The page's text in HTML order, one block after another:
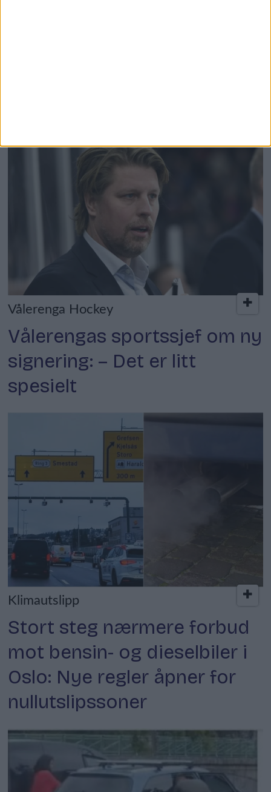
Vålerenga Hockey
Vålerengas sportssjef om ny
signering: – Det er litt
spesielt
Klimautslipp
Stort steg nærmere forbud
mot bensin- og dieselbiler i
Oslo: Nye regler åpner for
nullutslipssoner